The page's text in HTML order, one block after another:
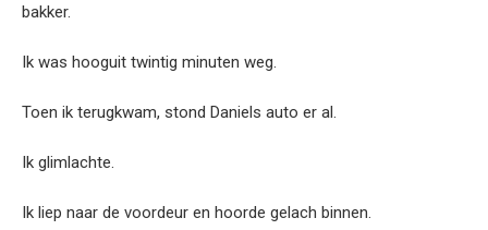
bakker.
Ik was hooguit twintig minuten weg.
Toen ik terugkwam, stond Daniels auto er al.
Ik glimlachte.
Ik liep naar de voordeur en hoorde gelach binnen.